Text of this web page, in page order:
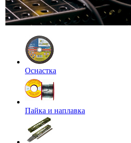
Оснастка
Пайка и наплавка